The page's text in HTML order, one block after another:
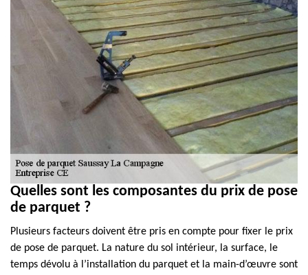
Quelles sont les composantes du prix de pose
de parquet ?
Plusieurs facteurs doivent être pris en compte pour fixer le prix
de pose de parquet. La nature du sol intérieur, la surface, le
temps dévolu à l’installation du parquet et la main-d’œuvre sont